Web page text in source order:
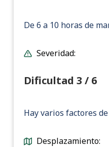
De 6 a 10 horas de
Severidad:
Dificultad 3 / 6
Hay varios factores
Desplazamiento: